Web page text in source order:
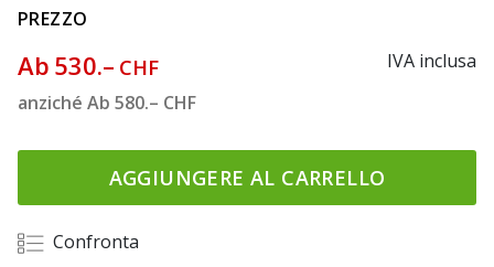
PREZZO
Ab 530.– CHF
IVA inclusa
anziché Ab 580.– CHF
AGGIUNGERE AL CARRELLO
Confronta